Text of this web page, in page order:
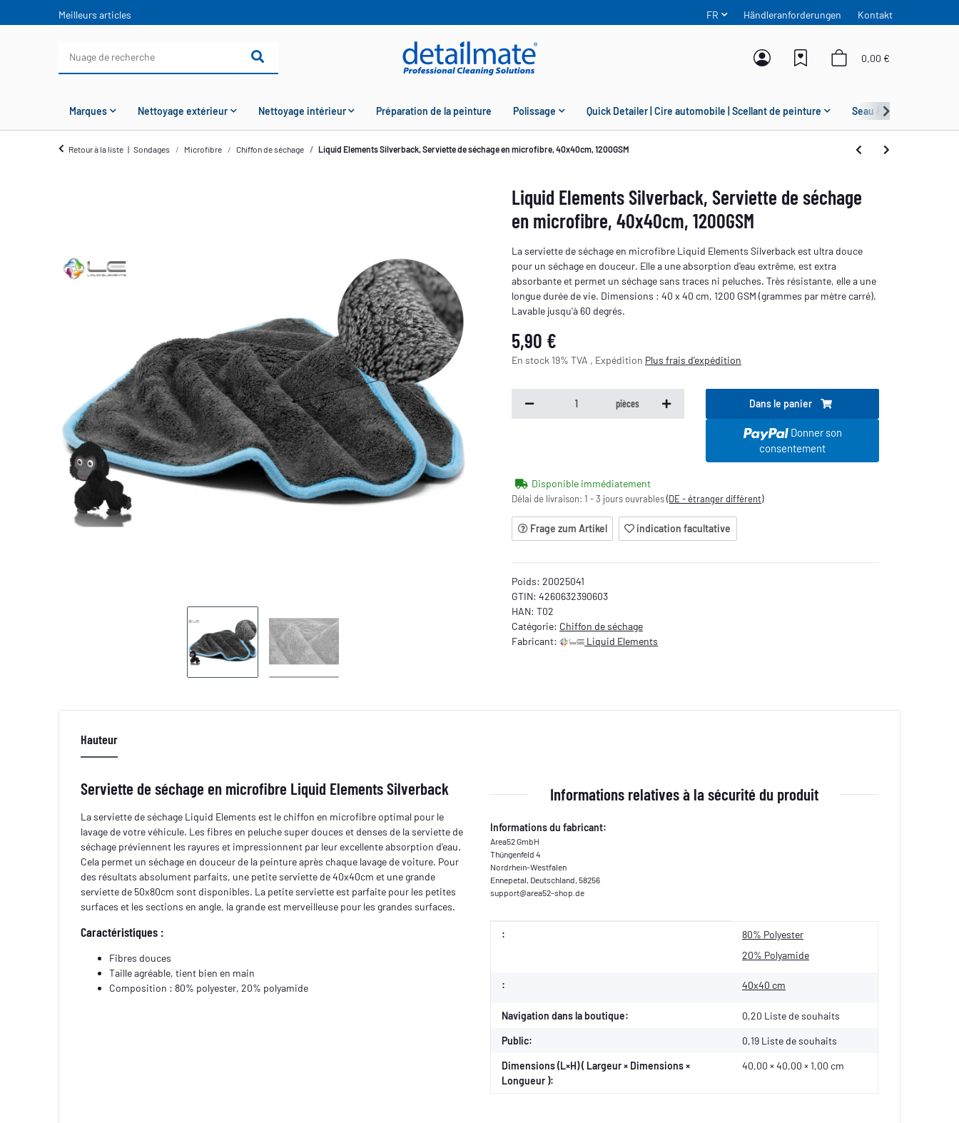
FR Händleranforderungen Kontakt
Meilleurs articles
0,00 €
Marques Nettoyage extérieur Nettoyage intérieur Préparation de la peinture Polissage Quick Detailer | Cire automobile | Scellant de peinture Seau & Grit Guard
Retour à la liste Sondages Microfibre Chiffon de séchage Liquid Elements Silverback, Serviette de séchage en microfibre, 40x40cm, 1200GSM
Liquid Elements Silverback, Serviette de séchage
en microfibre, 40x40cm, 1200GSM
La serviette de séchage en microfibre Liquid Elements Silverback est ultra douce
pour un séchage en douceur. Elle a une absorption d'eau extrême, est extra
absorbante et permet un séchage sans traces ni peluches. Très résistante, elle a une
longue durée de vie. Dimensions : 40 x 40 cm, 1200 GSM (grammes par mètre carré).
Lavable jusqu'à 60 degrés.
5,90 €
En stock 19% TVA , Expédition Plus frais d'expédition
pièces Dans le panier
Donner son
consentement
Disponible immédiatement
Délai de livraison: 1 - 3 jours ouvrables(DE - étranger différent)
Frage zum Artikel indication facultative
Poids: 20025041
GTIN: 4260632390603
HAN: T02
Catégorie: Chiffon de séchage
Fabricant:
Liquid Elements
Hauteur
Serviette de séchage en microfibre Liquid Elements Silverback
La serviette de séchage Liquid Elements est le chiffon en microfibre optimal pour le
lavage de votre véhicule. Les fibres en peluche super douces et denses de la serviette de
séchage préviennent les rayures et impressionnent par leur excellente absorption d'eau.
Cela permet un séchage en douceur de la peinture après chaque lavage de voiture. Pour
des résultats absolument parfaits, une petite serviette de 40x40cm et une grande
serviette de 50x80cm sont disponibles. La petite serviette est parfaite pour les petites
surfaces et les sections en angle, la grande est merveilleuse pour les grandes surfaces.
Caractéristiques :
Fibres douces
Taille agréable, tient bien en main
Composition : 80% polyester, 20% polyamide
Informations relatives à la sécurité du produit
Informations du fabricant:
Area52 GmbH
Thüngenfeld 4
Nordrhein-Westfalen
Ennepetal, Deutschland, 58256
support@area52-shop.de
Valeur
Fabricant
:
80% Polyester
20% Polyamide
: 40x40 cm
Navigation dans la boutique: 0,20 Liste de souhaits
Public: 0,19 Liste de souhaits
Dimensions (L×H) ( Largeur × Dimensions ×
Longueur ):
40,00 × 40,00 × 1,00 cm